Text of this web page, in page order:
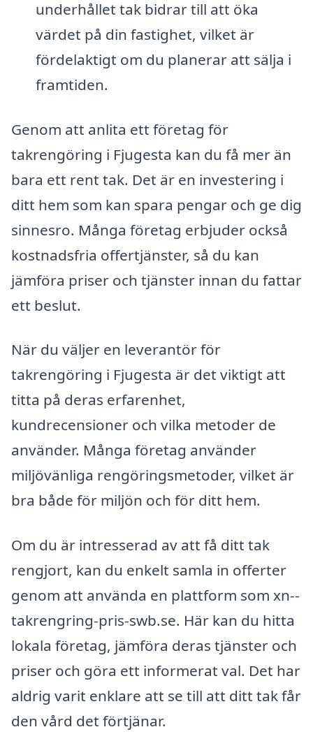
underhållet tak bidrar till att öka
värdet på din fastighet, vilket är
fördelaktigt om du planerar att sälja i
framtiden.
Genom att anlita ett företag för
takrengöring i Fjugesta kan du få mer än
bara ett rent tak. Det är en investering i
ditt hem som kan spara pengar och ge dig
sinnesro. Många företag erbjuder också
kostnadsfria offertjänster, så du kan
jämföra priser och tjänster innan du fattar
ett beslut.
När du väljer en leverantör för
takrengöring i Fjugesta är det viktigt att
titta på deras erfarenhet,
kundrecensioner och vilka metoder de
använder. Många företag använder
miljövänliga rengöringsmetoder, vilket är
bra både för miljön och för ditt hem.
Om du är intresserad av att få ditt tak
rengjort, kan du enkelt samla in offerter
genom att använda en plattform som xn--
takrengring-pris-swb.se. Här kan du hitta
lokala företag, jämföra deras tjänster och
priser och göra ett informerat val. Det har
aldrig varit enklare att se till att ditt tak får
den vård det förtjänar.